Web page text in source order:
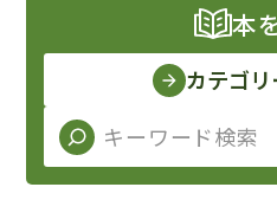
本
カテゴ